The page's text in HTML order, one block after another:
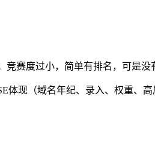
赛度过小，简单有排名，可是没
体现（域名年纪、录入、权重、高